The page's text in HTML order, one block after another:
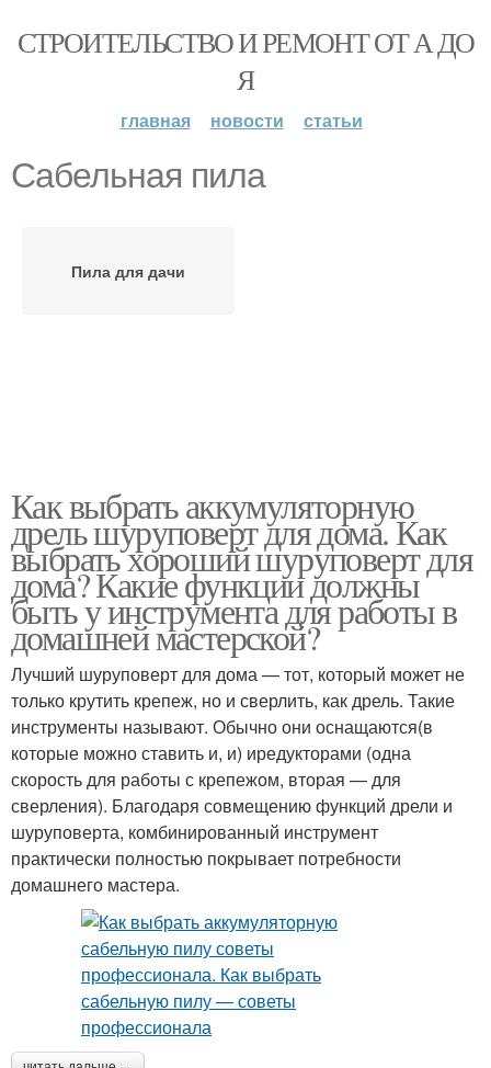
СТРОИТЕЛЬСТВО И РЕМОНТ ОТ А ДО
Я
главная новости статьи
Сабельная пила
Пила для дачи
Как выбрать аккумуляторную
дрель шуруповерт для дома. Как
выбрать хороший шуруповерт для
дома? Какие функции должны
быть у инструмента для работы в
домашней мастерской?
Лучший шуруповерт для дома — тот, который может не
только крутить крепеж, но и сверлить, как дрель. Такие
инструменты называют. Обычно они оснащаются(в
которые можно ставить и, и) иредукторами (одна
скорость для работы с крепежом, вторая — для
сверления). Благодаря совмещению функций дрели и
шуруповерта, комбинированный инструмент
практически полностью покрывает потребности
домашнего мастера.